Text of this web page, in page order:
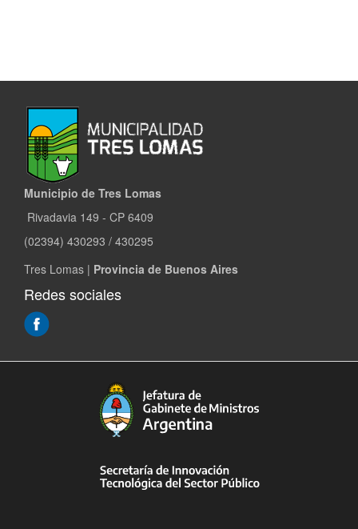
Municipio de Tres Lomas
Rivadavia 149 - CP 6409
(02394) 430293 / 430295
Tres Lomas | Provincia de Buenos Aires
Redes sociales